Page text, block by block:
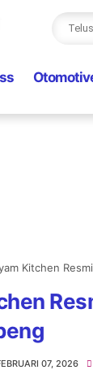
Kitchen
07, 2026